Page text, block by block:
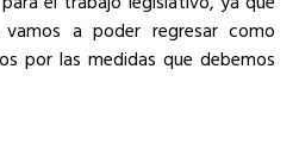
a poder regresar como
por las medidas que debemos